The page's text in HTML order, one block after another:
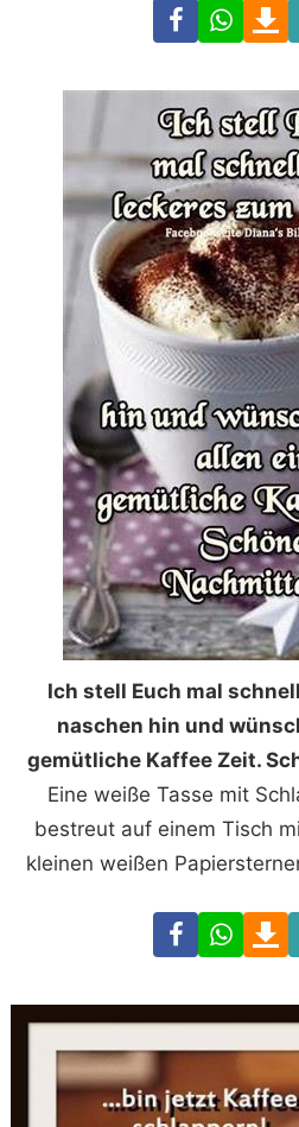
Facebook
Ich stell Euch mal
naschen hin und
gemütliche Kaffee Zeit.
Eine weiße Tasse mit
bestreut auf einem Tisch
kleinen weißen
Facebook